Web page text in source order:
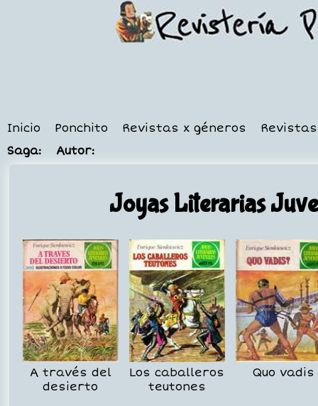
Inicio Ponchito Revistas x géneros
Saga:
Autor:
Joyas Literarias
A través del
desierto
Los caballeros
teutones
Quo vadis